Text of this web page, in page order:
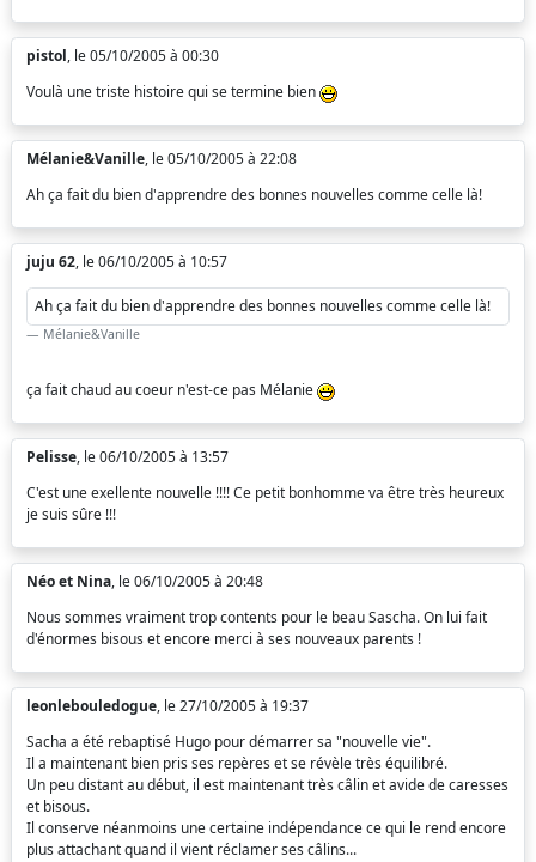
pistol, le 05/10/2005 à 00:30
Voulà une triste histoire qui se termine bien
Mélanie&Vanille, le 05/10/2005 à 22:08
Ah ça fait du bien d'apprendre des bonnes nouvelles comme celle là!
juju 62, le 06/10/2005 à 10:57
Ah ça fait du bien d'apprendre des bonnes nouvelles comme celle là!
Mélanie&Vanille
ça fait chaud au coeur n'est-ce pas Mélanie
Pelisse, le 06/10/2005 à 13:57
C'est une exellente nouvelle !!!! Ce petit bonhomme va être très heureux
je suis sûre !!!
Néo et Nina, le 06/10/2005 à 20:48
Nous sommes vraiment trop contents pour le beau Sascha. On lui fait
d'énormes bisous et encore merci à ses nouveaux parents !
leonlebouledogue, le 27/10/2005 à 19:37
Sacha a été rebaptisé Hugo pour démarrer sa "nouvelle vie".
Il a maintenant bien pris ses repères et se révèle très équilibré.
Un peu distant au début, il est maintenant très câlin et avide de caresses
et bisous.
Il conserve néanmoins une certaine indépendance ce qui le rend encore
plus attachant quand il vient réclamer ses câlins...